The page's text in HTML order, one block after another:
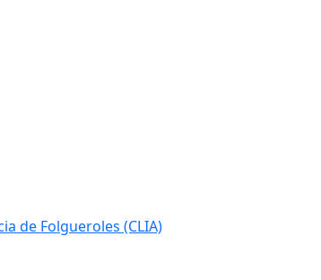
de Folgueroles (CLIA)